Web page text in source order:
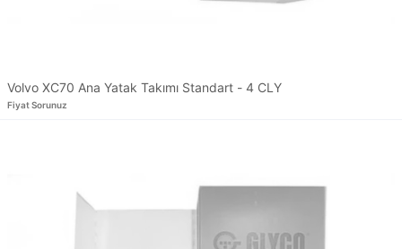
Volvo XC70 Ana Yatak Takımı Standart - 4 CLY
Fiyat Sorunuz